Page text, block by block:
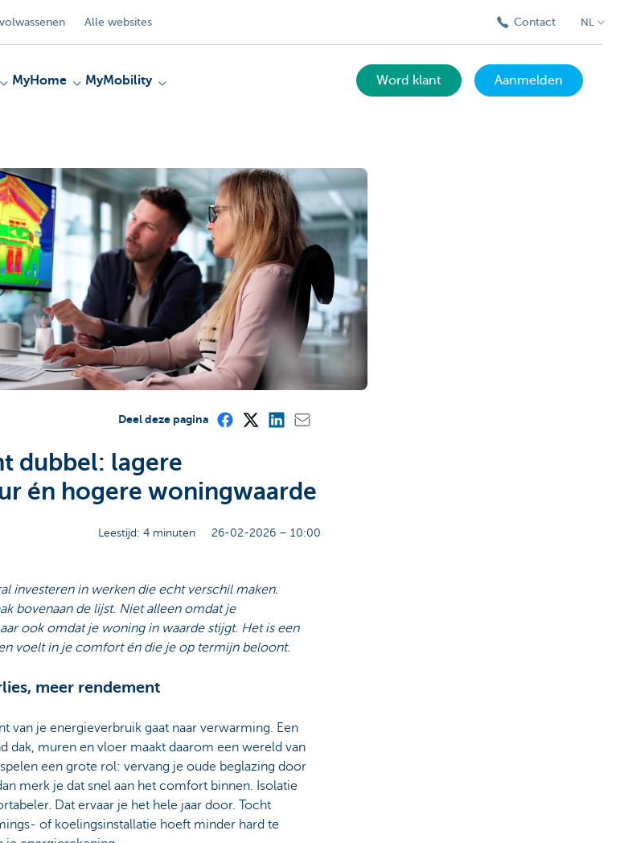
Alle websites Contact NL
MyHome MyMobility Word klant Aanmelden
Deel deze pagina
dubbel: lagere
én hogere woningwaarde
Leestijd: 4 minuten 26-02-2026 – 10:00
investeren in werken die echt verschil maken.
bovenaan de lijst. Niet alleen omdat je
ook omdat je woning in waarde stijgt. Het is een
voelt in je comfort én die je op termijn beloont.
meer rendement
van je energieverbruik gaat naar verwarming. Een
dak, muren en vloer maakt daarom een wereld van
een grote rol: vervang je oude beglazing door
merk je dat snel aan het comfort binnen. Isolatie
Dat ervaar je het hele jaar door. Tocht
of koelingsinstallatie hoeft minder hard te